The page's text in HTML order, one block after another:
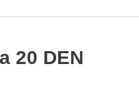
20 DEN